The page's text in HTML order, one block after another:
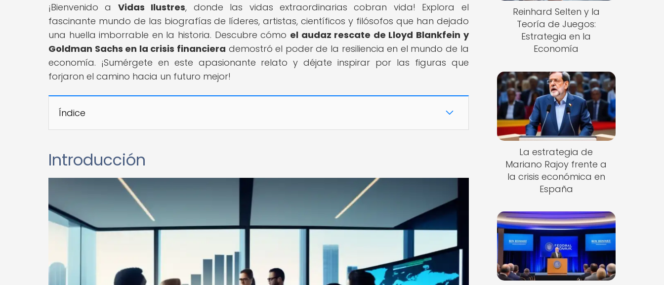
¡Bienvenido a Vidas Ilustres, donde las vidas extraordinarias cobran vida! Explora el
fascinante mundo de las biografías de líderes, artistas, científicos y filósofos que han dejado
una huella imborrable en la historia. Descubre cómo el audaz rescate de Lloyd Blankfein y
Goldman Sachs en la crisis financiera demostró el poder de la resiliencia en el mundo de la
economía. ¡Sumérgete en este apasionante relato y déjate inspirar por las figuras que
forjaron el camino hacia un futuro mejor!
Índice
Introducción
Reinhard Selten y la
Teoría de Juegos:
Estrategia en la
Economía
La estrategia de
Mariano Rajoy frente a
la crisis económica en
España